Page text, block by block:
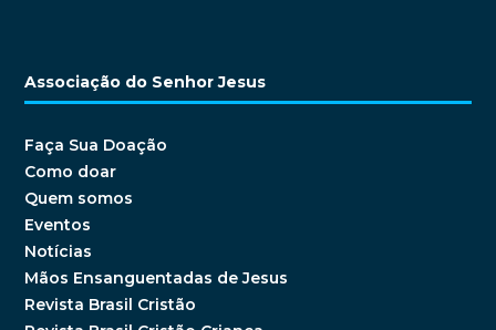
Associação do Senhor Jesus
Faça Sua Doação
Como doar
Quem somos
Eventos
Notícias
Mãos Ensanguentadas de Jesus
Revista Brasil Cristão